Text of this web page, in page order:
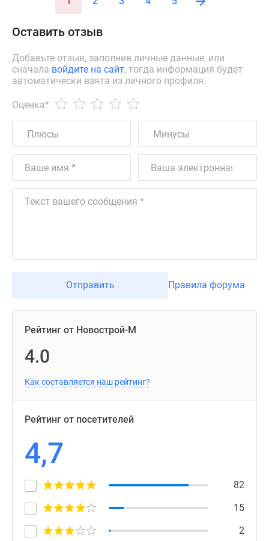
Оставить отзыв
Добавьте отзыв, заполнив личные данные, или
сначала войдите на сайт, тогда информация будет
автоматически взята из личного профиля.
Оценка*
Отправить Правила форума
Рейтинг от Новострой-М
4.0
Как составляется наш рейтинг?
Рейтинг от посетителей
4,7
82
15
2